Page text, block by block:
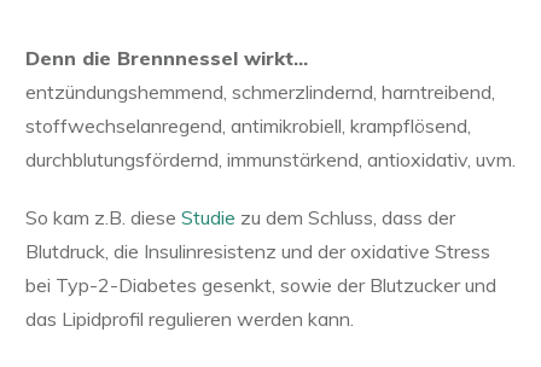
Denn die Brennnessel wirkt...
entzündungshemmend, schmerzlindernd, harntreibend,
stoffwechselanregend, antimikrobiell, krampflösend,
durchblutungsfördernd, immunstärkend, antioxidativ, uvm.
So kam z.B. diese Studie zu dem Schluss, dass der
Blutdruck, die Insulinresistenz und der oxidative Stress
bei Typ-2-Diabetes gesenkt, sowie der Blutzucker und
das Lipidprofil regulieren werden kann.